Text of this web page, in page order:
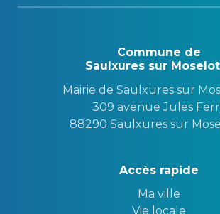
Commune de
Saulxures sur
Mairie de Saulxures sur
309 avenue Jules
88290 Saulxures sur
Accès rapide
Ma ville
Vie locale